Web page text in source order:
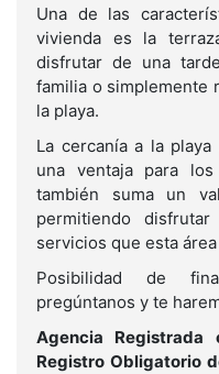
Una de las
vivienda es la
disfrutar de una
familia o simplemente
la playa.
La cercanía a la
una ventaja para
también suma un
permitiendo
servicios que esta
Posibilidad de
pregúntanos y te
Agencia
Registro Obligatorio